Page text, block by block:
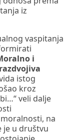
iz
vaspitanja
i
istog
kroz
veli dalje
na
je u društvu